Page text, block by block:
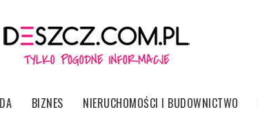
BIZNES NIERUCHOMOŚCI I BUDOWNICTWO